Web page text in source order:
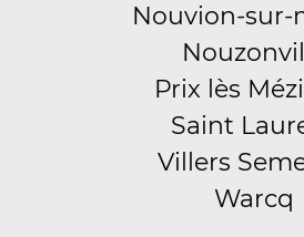
Nouvion-sur-
Prix lès
Saint
Villers
Warcq